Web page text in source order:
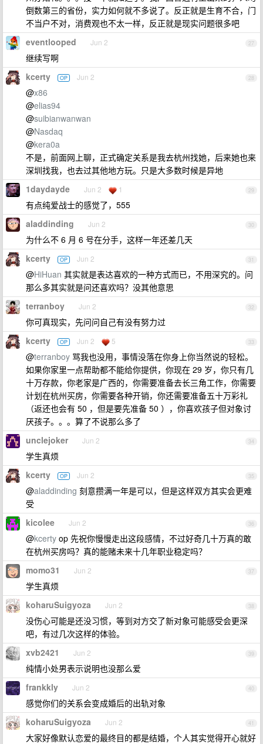
倒数第三的省份，实力如何就不多说了。反正就是生育不合，门
不当户不对，消费观也不太一样，反正就是现实问题很多吧
27
eventlooped Jun 2
继续写啊
28
kcerty OP Jun 2
@x86
@elias94
@suibianwanwan
@Nasdaq
@kera0a
不是，前面网上聊，正式确定关系是我去杭州找她，后来她也来
深圳找我，也去过其他地方玩。只是大多数时候是异地
29
1daydayde Jun 2 1
有点纯爱战士的感觉了，555
30
aladdinding Jun 2
为什么不 6 月 6 号在分手，这样一年还差几天
31
kcerty OP Jun 2
@HiHuan 其实就是表达喜欢的一种方式而已，不用深究的。问
那么多其实就是问还喜欢吗？没其他意思
32
terranboy Jun 2
你可真现实，先问问自己有没有努力过
33
kcerty OP Jun 2 5
@terranboy 骂我也没用，事情没落在你身上你当然说的轻松。
如果你家里一点帮助都不能给你提供，你现在 29 岁，你只有几
十万存款，你老家是广西的，你需要准备去长三角工作，你需要
计划在杭州买房，你需要各种开销，你还需要准备五十万彩礼
（返还也会有 50 ，但是要先准备 50 ），你喜欢孩子但对象讨
厌孩子。。。算了不说那么多了
34
unclejoker Jun 2
学生真烦
35
kcerty OP Jun 2
@aladdinding 刻意攒满一年是可以，但是这样双方其实会更难
受
36
kicolee Jun 2
@kcerty op 先祝你慢慢走出这段感情，不过好奇几十万真的敢
在杭州买房吗？真的能赌未来十几年职业稳定吗？
37
momo31 Jun 2
学生真烦
38
koharuSuigyoza Jun 2
没伤心可能是还没习惯，等到对方交了新对象可能感受会更深
吧，有过几次这样的体验。
39
xvb2421 Jun 2
纯情小处男表示说明也没那么爱
40
frankkly Jun 2
感觉你们的关系会变成婚后的出轨对象
41
koharuSuigyoza Jun 2
大家好像默认恋爱的最终目的都是结婚，个人其实觉得开心就好